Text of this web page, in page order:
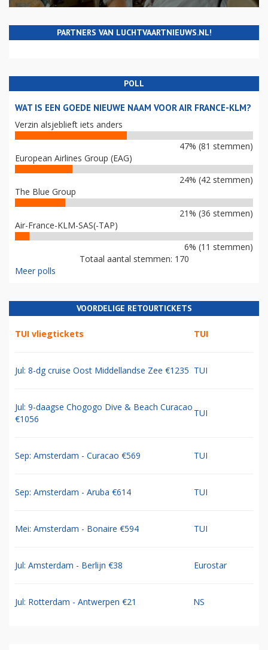
PARTNERS VAN LUCHTVAARTNIEUWS.NL!
POLL
WAT IS EEN GOEDE NIEUWE NAAM VOOR AIR FRANCE-KLM?
Verzin alsjeblieft iets anders
47% (81 stemmen)
European Airlines Group (EAG)
24% (42 stemmen)
The Blue Group
21% (36 stemmen)
Air-France-KLM-SAS(-TAP)
6% (11 stemmen)
Totaal aantal stemmen: 170
Meer polls
VOORDELIGE RETOURTICKETS
TUI vliegtickets TUI
Jul: 8-dg cruise Oost Middellandse Zee €1235 TUI
Jul: 9-daagse Chogogo Dive & Beach Curacao
€1056
TUI
Sep: Amsterdam - Curacao €569 TUI
Sep: Amsterdam - Aruba €614 TUI
Mei: Amsterdam - Bonaire €594 TUI
Jul: Amsterdam - Berlijn €38 Eurostar
Jul: Rotterdam - Antwerpen €21 NS